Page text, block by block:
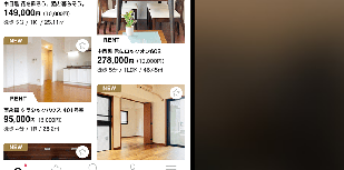
正等について
から自己の個人情報についての開示の請求があ
示をいたします。
ることが確認できない場合 には、開示に応じ
りがあり、ご本人から訂正・追加・削除の請求
上、速やかにこれらの請求に対応いたします。